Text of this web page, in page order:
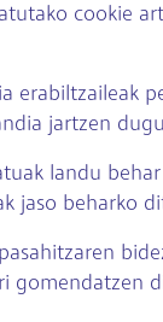
cookie
erabiltzaileak
jartzen
landu
jaso beharko
gomendatzen